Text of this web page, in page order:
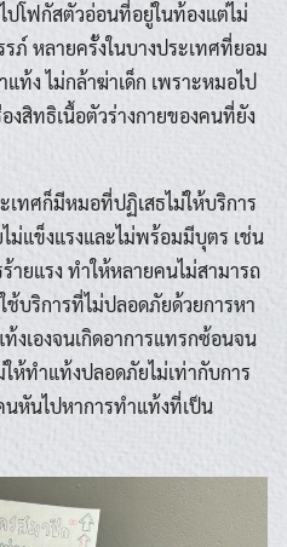
โฟกัสตัวอ่อนที่อยู่ในท้องแต่ไม่
ภ์ หลายครั้งในบางประเทศที่ยอม
ท้ง ไม่กล้าฆ่าเด็ก เพราะหมอไป
งสิทธิเนื้อตัวร่างกายของคนที่ยัง
ทศก็มีหมอที่ปฏิเสธไม่ให้บริการ
ม่แข็งแรงและไม่พร้อมมีบุตร เช่น
ยแรง ทำให้หลายคนไม่สามารถ
บริการที่ไม่ปลอดภัยด้วยการหา
งเองจนเกิดอาการแทรกซ้อนจน
ห้ทำแท้งปลอดภัยไม่เท่ากับการ
นหันไปหาการทำแท้งที่เป็น